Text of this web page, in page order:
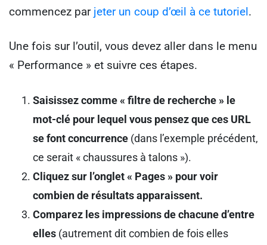
commencez parjeter un coup d’œil à ce tutoriel.
Une fois sur l’outil, vous devez aller dans le menu
« Performance » et suivre ces étapes.
Saisissez comme « filtre de recherche » le
mot-clé pour lequel vous pensez que ces URL
se font concurrence (dans l’exemple précédent,
ce serait « chaussures à talons »).
Cliquez sur l’onglet « Pages » pour voir
combien de résultats apparaissent.
Comparez les impressions de chacune d’entre
elles (autrement dit combien de fois elles